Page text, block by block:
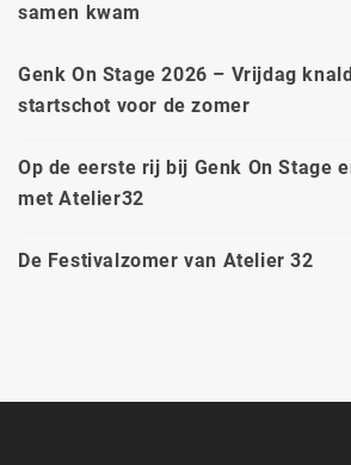
samen kwam
Genk On Stage 2026 – Vrijdag
startschot voor de zomer
Op de eerste rij bij Genk On Stage
met Atelier32
De Festivalzomer van Atelier 32